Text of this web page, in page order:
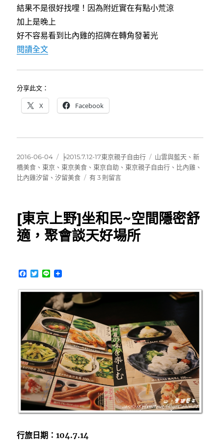
結果不是很好找哩！因為附近實在有點小荒涼
加上是晚上
好不容易看到比內雞的招牌在轉角發著光
閱讀全文〈[東京]銀座比內雞汐留店~美味炭烤親子丼飯〉
分享此文：
X Facebook
發
佈
日
2016-06-04
分
類
╞2015.7.12-17東京親子自由行
標
籤
山雲與藍天 、新
橋美食 、 東京 、 東京美食 、 東京自助 、 東京親子自由行 、 比內雞 、
比內雞汐留 、汐留美食
在
座
比
內
~
美
炭
烤
親
子
丼
飯〉
中
有 3 則留言
[東京上野]坐和民~空間隱密舒
適，聚會談天好場所
F
c
k
T
i
e
r
L
n
e
行旅日期：104.7.14